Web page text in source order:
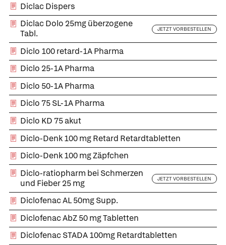
Diclac Dispers
Diclac Dolo 25mg überzogene
Tabl.
JETZT VORBESTELLEN
Diclo 100 retard-1A Pharma
Diclo 25-1A Pharma
Diclo 50-1A Pharma
Diclo 75 SL-1A Pharma
Diclo KD 75 akut
Diclo-Denk 100 mg Retard Retardtabletten
Diclo-Denk 100 mg Zäpfchen
Diclo-ratiopharm bei Schmerzen
und Fieber 25 mg
JETZT VORBESTELLEN
Diclofenac AL 50mg Supp.
Diclofenac AbZ 50 mg Tabletten
Diclofenac STADA 100mg Retardtabletten